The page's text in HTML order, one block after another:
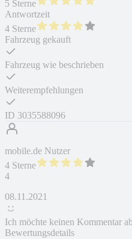
5 Sterne
Antwortzeit
4 Sterne
Fahrzeug gekauft
Fahrzeug wie beschrieben
Weiterempfehlungen
ID 3035588096
mobile.de Nutzer
4 Sterne
4
08.11.2021
Ich möchte keinen Kommentar
Bewertungsdetails